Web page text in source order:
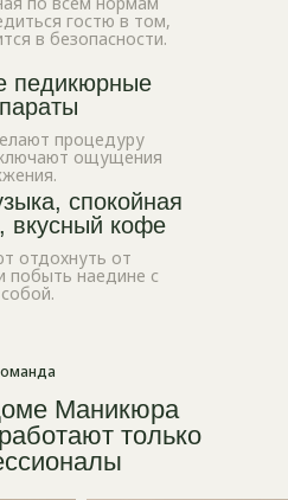
гостю в том,
в безопасности.
спокойная
вкусный кофе
отдохнуть от
побыть наедине с
собой.
педикюрные
процедуру
ощущения
Маникюра
только